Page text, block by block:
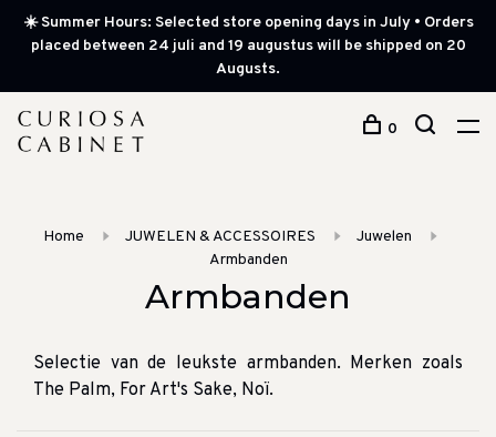
☀️ Summer Hours: Selected store opening days in July • Orders
placed between 24 juli and 19 augustus will be shipped on 20
Augusts.
0
Home JUWELEN & ACCESSOIRES
Juwelen
Armbanden
Armbanden
Selectie van de leukste armbanden. Merken zoals
The Palm, For Art's Sake, Noï.